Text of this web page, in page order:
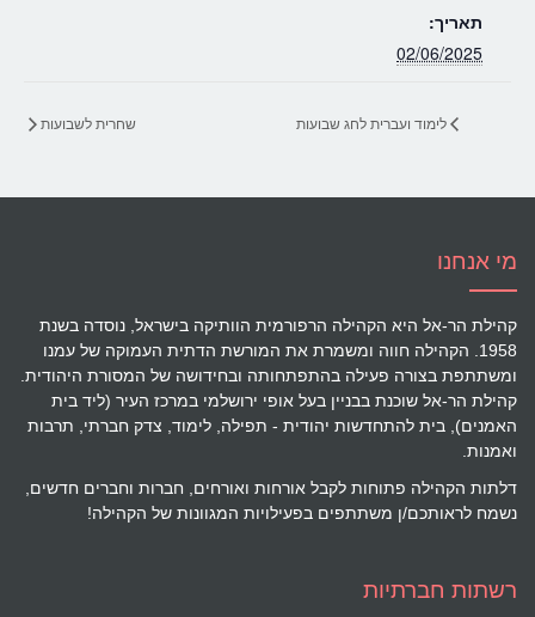
תאריך:
02/06/2025
לימוד ועברית לחג שבועות שחרית לשבועות
מי אנחנו
קהילת הר-אל היא הקהילה הרפורמית הוותיקה בישראל, נוסדה בשנת
1958. הקהילה חווה ומשמרת את המורשת הדתית העמוקה של עמנו
ומשתתפת בצורה פעילה בהתפתחותה ובחידושה של המסורת היהודית.
קהילת הר-אל שוכנת בבניין בעל אופי ירושלמי במרכז העיר (ליד בית
האמנים), בית להתחדשות יהודית - תפילה, לימוד, צדק חברתי, תרבות
ואמנות.
דלתות הקהילה פתוחות לקבל אורחות ואורחים, חברות וחברים חדשים,
נשמח לראותכם/ן משתתפים בפעילויות המגוונות של הקהילה!
רשתות חברתיות